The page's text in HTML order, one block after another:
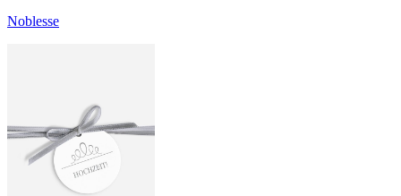
Noblesse